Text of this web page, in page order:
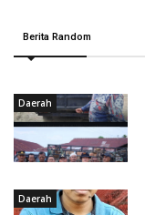
Berita Random
Daerah
Daerah